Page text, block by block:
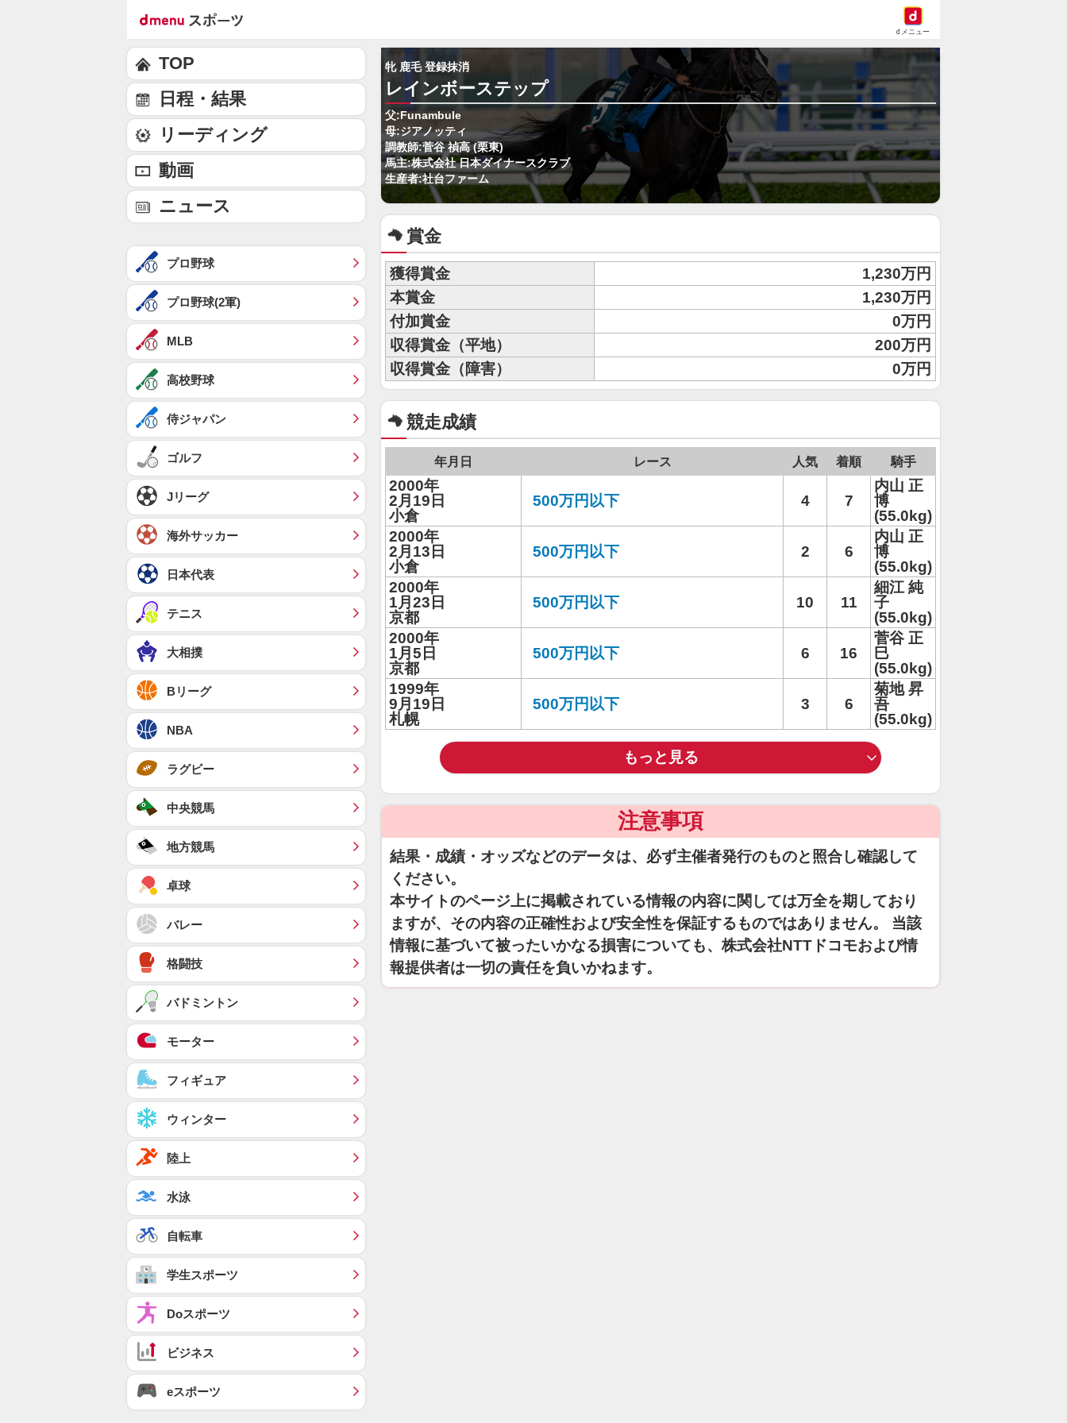
dメニュー
牝 鹿毛 登録抹消
レインボーステップ
父:Funambule
母:ジアノッティ
調教師:菅谷 禎高 (栗東)
馬主:株式会社 日本ダイナースクラブ
生産者:社台ファーム
賞金
獲得賞金
1,230万円
本賞金
1,230万円
付加賞金
0万円
収得賞金（平地）
200万円
収得賞金（障害）
0万円
競走成績
年月日 レース 人気 着順 騎手
2000年
2月19日
小倉
500万円以下 4 7
内山 正
博
(55.0kg)
2000年
2月13日
小倉
500万円以下 2 6
内山 正
博
(55.0kg)
2000年
1月23日
京都
500万円以下 10 11
細江 純
子
(55.0kg)
2000年
1月5日
京都
500万円以下 6 16
菅谷 正
巳
(55.0kg)
1999年
9月19日
札幌
500万円以下 3 6
菊地 昇
吾
(55.0kg)
もっと見る
注意事項
結果・成績・オッズなどのデータは、必ず主催者発行のものと照合し確認して
ください。
本サイトのページ上に掲載されている情報の内容に関しては万全を期しており
ますが、その内容の正確性および安全性を保証するものではありません。 当該
情報に基づいて被ったいかなる損害についても、株式会社NTTドコモおよび情
報提供者は一切の責任を負いかねます。
TOP
日程・結果
リーディング
動画
ニュース
プロ野球
プロ野球(2軍)
MLB
高校野球
侍ジャパン
ゴルフ
Jリーグ
海外サッカー
日本代表
テニス
大相撲
Bリーグ
NBA
ラグビー
中央競馬
地方競馬
卓球
バレー
格闘技
バドミントン
モーター
フィギュア
ウィンター
陸上
水泳
自転車
学生スポーツ
Doスポーツ
ビジネス
eスポーツ